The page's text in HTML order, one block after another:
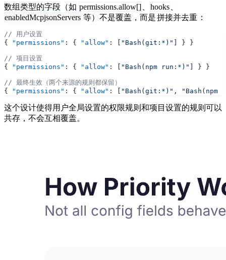
数组类型的字段（如 permissions.allow[] hooks
enabledMcpjsonServers 等）不是覆盖，而是拼接并去重 ：
// 用户设置
{
"permissions" : { "allow" : [ "Bash(git:*)" ] } }
// 项目设置
{
"permissions" : { "allow" : [ "Bash(npm run:*)" ] } }
// 最终生效（两个来源的规则都保留）
{
"permissions" : { "allow" : [ "Bash(git:*)" , "Bash(npm
这个设计使得用户全局设置的权限规则和项目设置的规则可以
共存，不会互相覆盖。